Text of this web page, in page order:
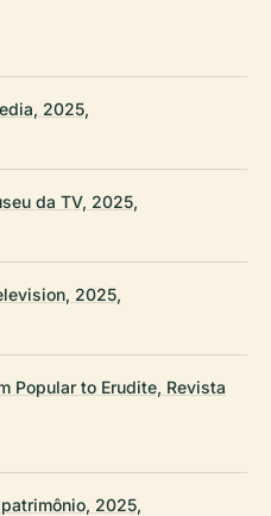
2025,
da TV, 2025,
2025,
Popular to Erudite, Revista
2025,